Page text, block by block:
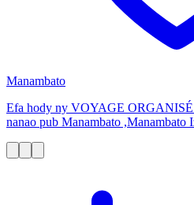
Manambato
Efa hody ny VOYAGE ORGANISÉ
nanao pub Manambato ,Manambato